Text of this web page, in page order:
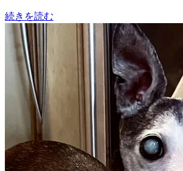
続きを読む